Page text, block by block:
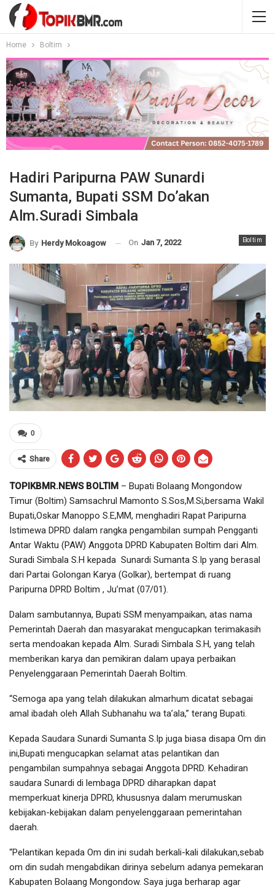
Home Boltim
Hadiri Paripurna PAW Sunardi
Sumanta, Bupati SSM Do’akan
Alm.Suradi Simbala
Boltim
By Herdy Mokoagow On Jan 7, 2022
0
Share
TOPIKBMR.NEWS BOLTIM – Bupati Bolaang Mongondow
Timur (Boltim) Samsachrul Mamonto S.Sos,M.Si,bersama Wakil
Bupati,Oskar Manoppo S.E,MM, menghadiri Rapat Paripurna
Istimewa DPRD dalam rangka pengambilan sumpah Pengganti
Antar Waktu (PAW) Anggota DPRD Kabupaten Boltim dari Alm.
Suradi Simbala S.H kepada Sunardi Sumanta S.Ip yang berasal
dari Partai Golongan Karya (Golkar), bertempat di ruang
Paripurna DPRD Boltim , Ju’mat (07/01).
Dalam sambutannya, Bupati SSM menyampaikan, atas nama
Pemerintah Daerah dan masyarakat mengucapkan terimakasih
serta mendoakan kepada Alm. Suradi Simbala S.H, yang telah
memberikan karya dan pemikiran dalam upaya perbaikan
Penyelenggaraan Pemerintah Daerah Boltim.
“Semoga apa yang telah dilakukan almarhum dicatat sebagai
amal ibadah oleh Allah Subhanahu wa ta’ala,” terang Bupati.
Kepada Saudara Sunardi Sumanta S.Ip juga biasa disapa Om din
ini,Bupati mengucapkan selamat atas pelantikan dan
pengambilan sumpahnya sebagai Anggota DPRD. Kehadiran
saudara Sunardi di lembaga DPRD diharapkan dapat
memperkuat kinerja DPRD, khususnya dalam merumuskan
kebijakan-kebijakan dalam penyelenggaraan pemerintahan
daerah.
“Pelantikan kepada Om din ini sudah berkali-kali dilakukan,sebab
om din sudah mengabdikan dirinya sebelum adanya pemekaran
Kabupaten Bolaang Mongondow. Saya juga berharap agar